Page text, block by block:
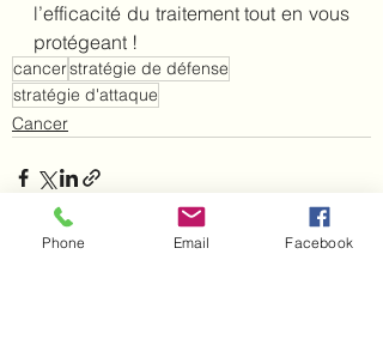
l’efficacité du traitement tout en vous
protégeant !
cancerstratégie de défense
stratégie d'attaque
Cancer
Phone Email Facebook